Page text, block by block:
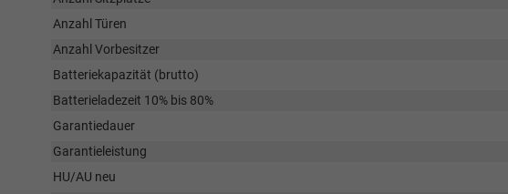
Anzahl Türen
Anzahl Vorbesitzer
Batteriekapazität (brutto)
Batterieladezeit 10% bis 80%
Garantiedauer
Garantieleistung
HU/AU neu